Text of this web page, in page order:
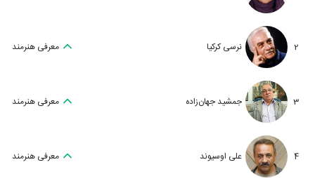
2 نرسی کرکیا معرفی هنرمند
3 جمشید جهان‌زاده معرفی هنرمند
4 علی اوسیوند معرفی هنرمند